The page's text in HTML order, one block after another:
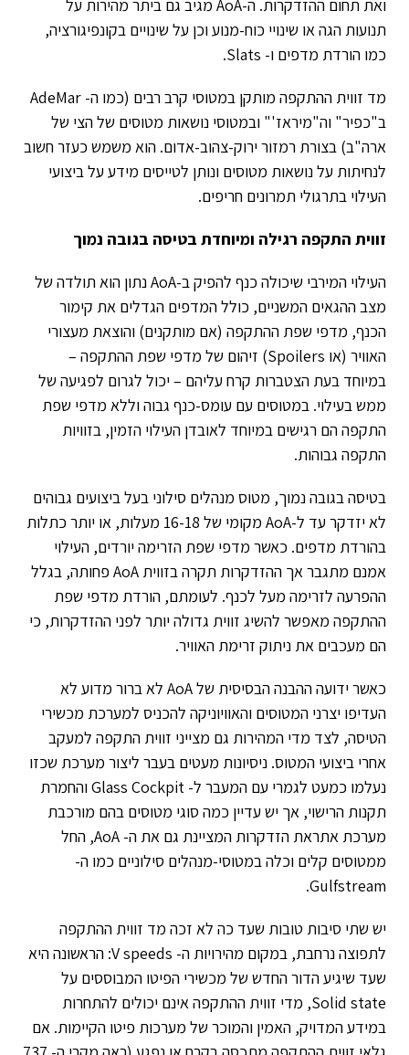
ואת תחום ההזדקרות. ה-AoA מגיב גם ביתר מהירות על
תנועות הגה או שינויי כוח-מנוע וכן על שינויים בקונפיגורציה,
כמו הורדת מדפים ו- Slats.
מד זווית ההתקפה מותקן במטוסי קרב רבים (כמו ה- AdeMar
ב"כפיר" וה"מיראז'" ובמטוסי נושאות מטוסים של הצי של
ארה"ב) בצורת רמזור ירוק-צהוב-אדום. הוא משמש כעזר חשוב
לנחיתות על נושאות מטוסים ונותן לטייסים מידע על ביצועי
העילוי בתרגולי תמרונים חריפים.
זווית התקפה רגילה ומיוחדת בטיסה בגובה נמוך
העילוי המירבי שיכולה כנף להפיק ב-AoA נתון הוא תולדה של
מצב ההגאים המשניים, כולל המדפים הגדלים את קימור
הכנף, מדפי שפת ההתקפה (אם מותקנים) והוצאת מעצורי
האוויר (או Spoilers) זיהום של מדפי שפת ההתקפה –
במיוחד בעת הצטברות קרח עליהם – יכול לגרום לפגיעה של
ממש בעילוי. במטוסים עם עומס-כנף גבוה וללא מדפי שפת
התקפה הם רגישים במיוחד לאובדן העילוי הזמין, בזוויות
התקפה גבוהות.
בטיסה בגובה נמוך, מטוס מנהלים סילוני בעל ביצועים גבוהים
לא יזדקר עד ל-AoA מקומי של 16-18 מעלות, או יותר כתלות
בהורדת מדפים. כאשר מדפי שפת הזרימה יורדים, העילוי
אמנם מתגבר אך ההזדקרות תקרה בזווית AoA פחותה, בגלל
ההפרעה לזרימה מעל לכנף. לעומתם, הורדת מדפי שפת
ההתקפה מאפשר להשיג זווית גדולה יותר לפני ההזדקרות, כי
הם מעכבים את ניתוק זרימת האוויר.
כאשר ידועה ההבנה הבסיסית של AoA לא ברור מדוע לא
העדיפו יצרני המטוסים והאוויוניקה להכניס למערכת מכשירי
הטיסה, לצד מדי המהירות גם מצייני זווית התקפה למעקב
אחרי ביצועי המטוס. ניסיונות מעטים בעבר ליצור מערכת שכזו
נעלמו כמעט לגמרי עם המעבר ל- Glass Cockpit והחמרת
תקנות הרישוי, אך יש עדיין כמה סוגי מטוסים בהם מורכבת
מערכת אתראת הזדקרות המציינת גם את ה- AoA, החל
ממטוסים קלים וכלה במטוסי-מנהלים סילוניים כמו ה-
Gulfstream.
יש שתי סיבות טובות שעד כה לא זכה מד זווית ההתקפה
לתפוצה נרחבת, במקום מהירויות ה- V speeds: הראשונה היא
שעד שיגיע הדור החדש של מכשירי הפיטו המבוססים על
Solid state, מדי זווית ההתקפה אינם יכולים להתחרות
במידע המדויק, האמין והמוכר של מערכות פיטו הקיימות. אם